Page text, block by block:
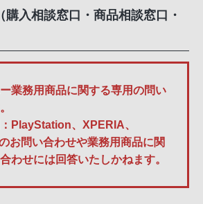
購入相談窓口・商品相談窓口・
業務用商品に関する専用の問い
PlayStation、XPERIA、
お問い合わせや業務用商品に関
わせには回答いたしかねます。